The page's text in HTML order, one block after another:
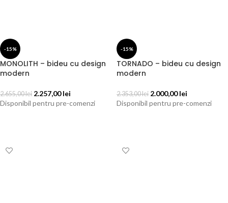
-15%
MONOLITH – bideu cu design
modern
2.655,00lei 2.257,00lei
Disponibil pentru pre-comenzi
-15%
TORNADO – bideu cu design
modern
2.353,00lei 2.000,00lei
Disponibil pentru pre-comenzi